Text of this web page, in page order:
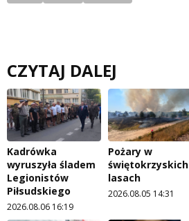
CZYTAJ DALEJ
Kadrówka
wyruszyła śladem
Legionistów
Piłsudskiego
2026.08.06 16:19
Pożary w
świętokrzyskich
lasach
2026.08.05 14:31